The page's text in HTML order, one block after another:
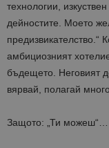
технологии,
дейностите. Моето
предизвикателство.“
амбициозният
бъдещето. Неговият
вярвай, полагай
Защото: „Ти можеш“…